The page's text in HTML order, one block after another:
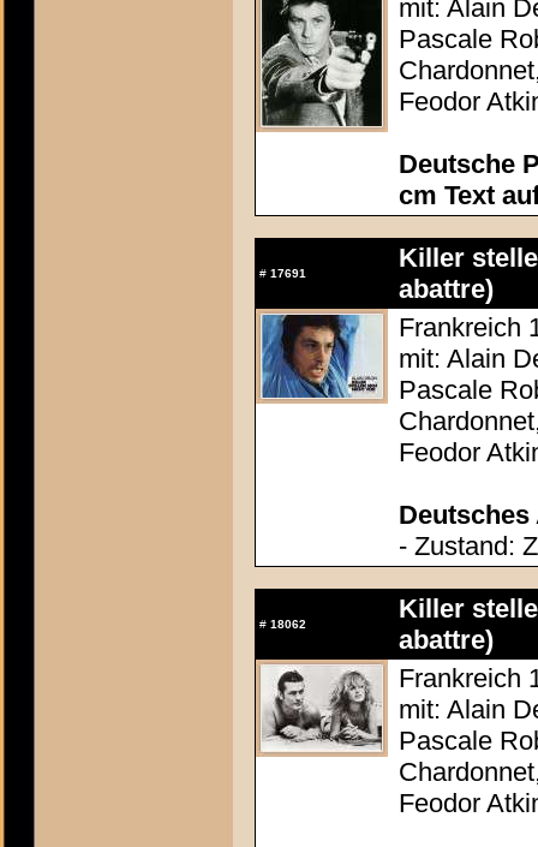
mit: Alain
Pascale
Feodor
Deutsche
cm Text
# 17691
Killer
abattre)
Frankreich
mit: Alain
Pascale
Feodor
Deutsches
- Zustand:
# 18062
Killer
abattre)
Frankreich
mit: Alain
Pascale
Feodor